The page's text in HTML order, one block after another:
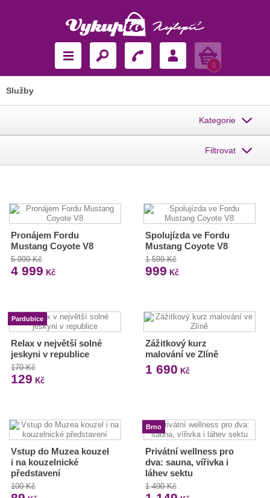
Košík
0
Služby
Kategorie
Filtrovat
Pronájem Fordu
Mustang Coyote V8
5 999 Kč
4 999 Kč
Spolujízda ve Fordu
Mustang Coyote V8
1 599 Kč
999 Kč
Pardubice
Relax v největší solné
jeskyni v republice
170 Kč
129 Kč
Zážitkový kurz
malování ve Zlíně
1 690 Kč
Vstup do Muzea kouzel
i na kouzelnické
představení
100 Kč
Brno
Privátní wellness pro
dva: sauna, vířivka i
láhev sektu
1 490 Kč